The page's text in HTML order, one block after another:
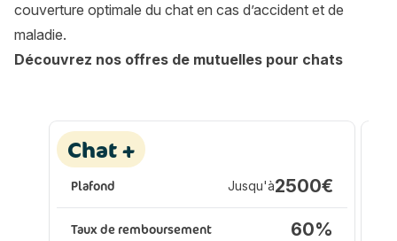
couverture optimale du chat en cas d’accident et de
maladie.
Découvrez nos offres de mutuelles pour chats
Assurance animaux :
Chat +
Plafond Jusqu'à2500€
Taux de remboursement 60%